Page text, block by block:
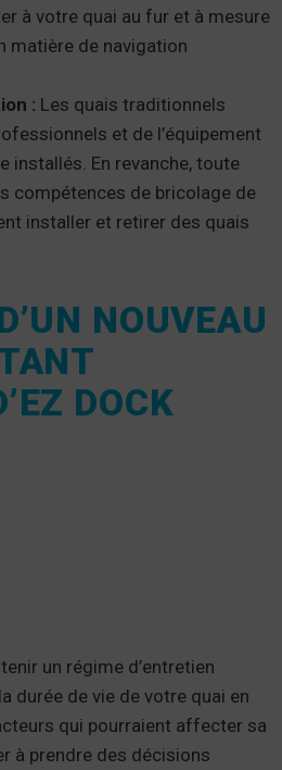
à votre quai au fur et à mesure
matière de navigation
: Les quais traditionnels
et de l’équipement
installés. En revanche, toute
compétences de bricolage de
installer et retirer des quais
NOUVEAU
DOCK
un régime d’entretien
durée de vie de votre quai en
qui pourraient affecter sa
à prendre des décisions